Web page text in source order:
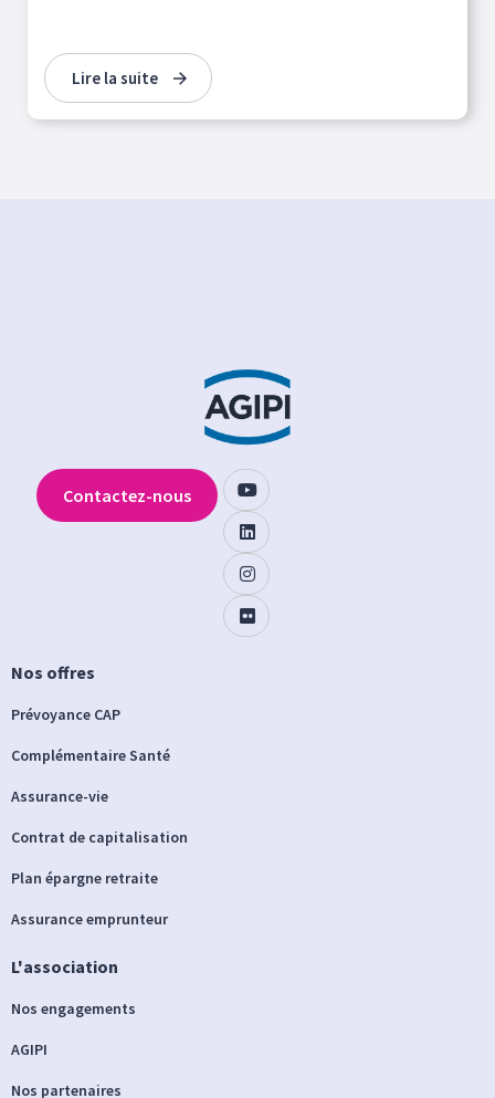
Lire la suite
Nos offres
Prévoyance CAP
Complémentaire Santé
Assurance-vie
Contrat de capitalisation
Plan épargne retraite
Assurance emprunteur
L'association
Nos engagements
AGIPI
Nos partenaires
Contactez-nous